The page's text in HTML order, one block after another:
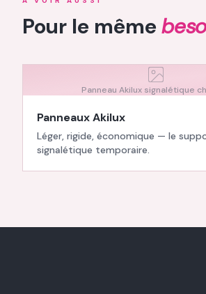
Pour le même
Panneau Akilux signalétique
Panneaux Akilux
Léger, rigide, économique — le
signalétique temporaire.